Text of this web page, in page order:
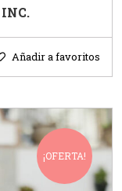
Añadir a favoritos
¡OFERTA!